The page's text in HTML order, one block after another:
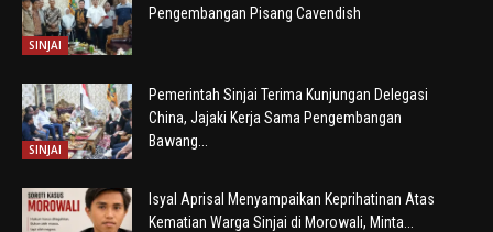
SINJAI
Pengembangan Pisang Cavendish
SINJAI
Pemerintah Sinjai Terima Kunjungan Delegasi
China, Jajaki Kerja Sama Pengembangan
Bawang...
Isyal Aprisal Menyampaikan Keprihatinan Atas
Kematian Warga Sinjai di Morowali, Minta...